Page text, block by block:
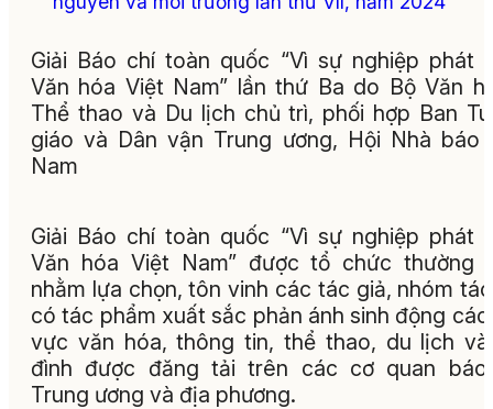
Giải Báo chí toàn quốc “Vì sự nghiệp phát
Văn hóa Việt Nam” lần thứ Ba do Bộ Văn
Thể thao và Du lịch chủ trì, phối hợp Ban
giáo và Dân vận Trung ương, Hội Nhà báo
Nam
Giải Báo chí toàn quốc “Vì sự nghiệp phát
Văn hóa Việt Nam” được tổ chức thường
nhằm lựa chọn, tôn vinh các tác giả, nhóm
có tác phẩm xuất sắc phản ánh sinh động các
vực văn hóa, thông tin, thể thao, du lịch
đình được đăng tải trên các cơ quan
Trung ương và địa phương.